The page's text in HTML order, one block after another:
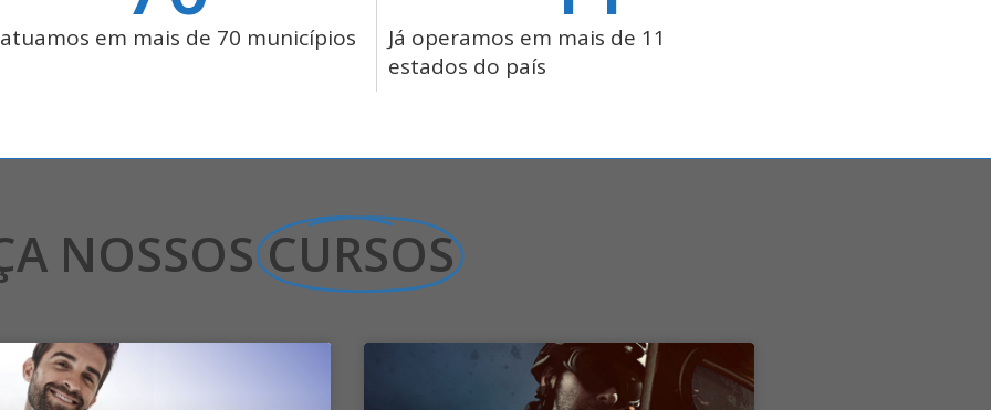
atuamos em mais de 70 municípios
Já operamos em mais de 11
estados do país
NOSSOS CURSOS